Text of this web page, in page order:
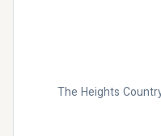
The Heights